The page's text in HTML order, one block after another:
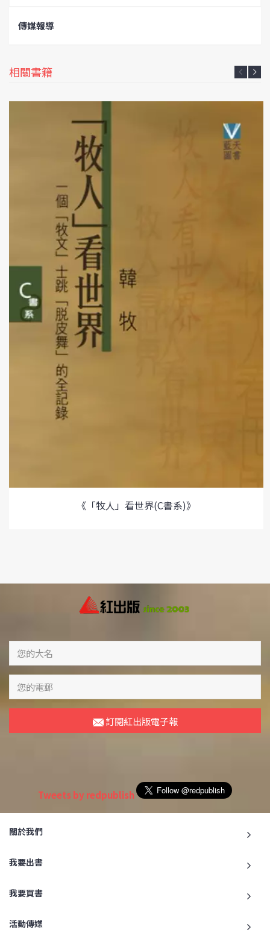
傳媒報導
相關書籍
《「牧人」看世界(C書系)》
訂閱紅出版電子報
Tweets by redpublish
關於我們
我要出書
我要買書
活動傳媒